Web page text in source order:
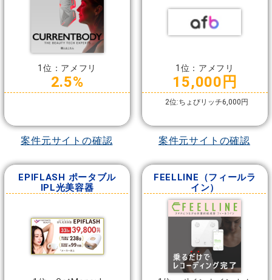
1位：アメフリ
2.5%
案件元サイトの確認
1位：アメフリ
15,000円
2位:ちょびリッチ6,000円
案件元サイトの確認
EPIFLASH ポータブル
IPL光美容器
FEELLINE（フィールラ
イン）